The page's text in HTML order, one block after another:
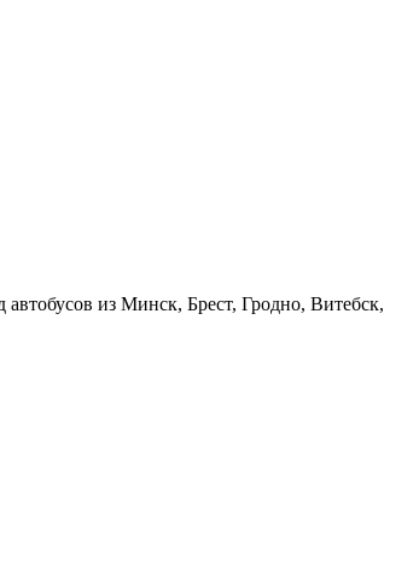
из Минск, Брест, Гродно, Витебск,